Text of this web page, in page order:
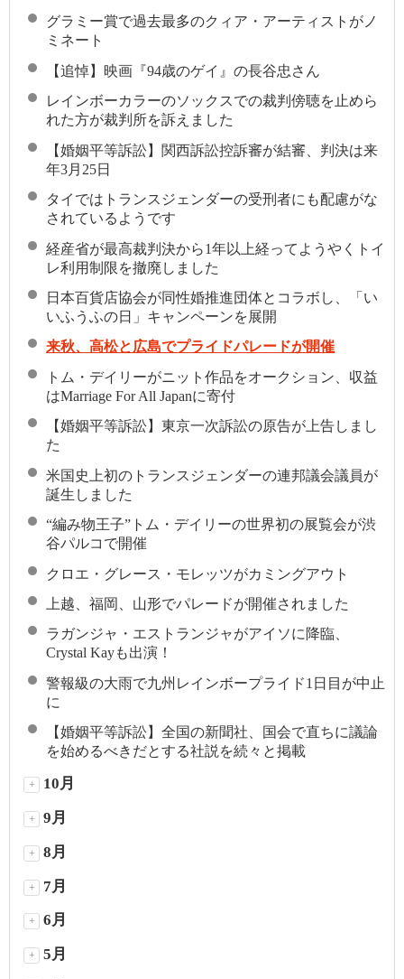
グラミー賞で過去最多のクィア・アーティストがノ
ミネート
【追悼】映画『94歳のゲイ』の長谷忠さん
レインボーカラーのソックスでの裁判傍聴を止めら
れた方が裁判所を訴えました
【婚姻平等訴訟】関西訴訟控訴審が結審、判決は来
年3月25日
タイではトランスジェンダーの受刑者にも配慮がな
されているようです
経産省が最高裁判決から1年以上経ってようやくトイ
レ利用制限を撤廃しました
日本百貨店協会が同性婚推進団体とコラボし、「い
いふうふの日」キャンペーンを展開
来秋、高松と広島でプライドパレードが開催
トム・デイリーがニット作品をオークション、収益
はMarriage For All Japanに寄付
【婚姻平等訴訟】東京一次訴訟の原告が上告しまし
た
米国史上初のトランスジェンダーの連邦議会議員が
誕生しました
“編み物王子”トム・デイリーの世界初の展覧会が渋
谷パルコで開催
クロエ・グレース・モレッツがカミングアウト
上越、福岡、山形でパレードが開催されました
ラガンジャ・エストランジャがアイソに降臨、
Crystal Kayも出演！
警報級の大雨で九州レインボープライド1日目が中止
に
【婚姻平等訴訟】全国の新聞社、国会で直ちに議論
を始めるべきだとする社説を続々と掲載
+ 10月
+ 9月
+ 8月
+ 7月
+ 6月
+ 5月